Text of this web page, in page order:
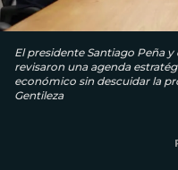
El presidente Santiago Peña
revisaron una agenda
económico sin descuidar la
Gentileza